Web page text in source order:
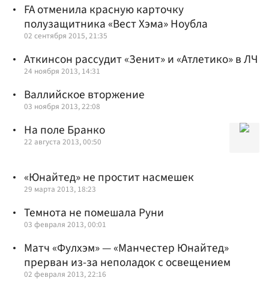
FA отменила красную карточку
полузащитника «Вест Хэма» Ноубла
02 сентября 2015, 21:35
Аткинсон рассудит «Зенит» и «Атлетико» в ЛЧ
24 ноября 2013, 14:31
Валлийское вторжение
03 ноября 2013, 22:08
На поле Бранко
22 августа 2013, 00:50
«Юнайтед» не простит насмешек
29 марта 2013, 18:23
Темнота не помешала Руни
03 февраля 2013, 00:01
Матч «Фулхэм» — «Манчестер Юнайтед»
прерван из-за неполадок с освещением
02 февраля 2013, 22:16